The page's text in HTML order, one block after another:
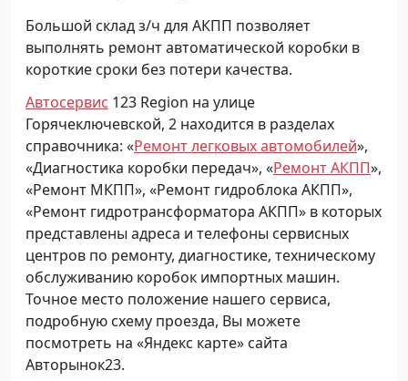
Большой склад з/ч для АКПП позволяет
выполнять ремонт автоматической коробки в
короткие сроки без потери качества.
Автосервис 123 Region на улице
Горячеключевской, 2 находится в разделах
справочника: «Ремонт легковых автомобилей»,
«Диагностика коробки передач», «Ремонт АКПП»,
«Ремонт МКПП», «Ремонт гидроблока АКПП»,
«Ремонт гидротрансформатора АКПП» в которых
представлены адреса и телефоны сервисных
центров по ремонту, диагностике, техническому
обслуживанию коробок импортных машин.
Точное место положение нашего сервиса,
подробную схему проезда, Вы можете
посмотреть на «Яндекс карте» сайта
Авторынок23.